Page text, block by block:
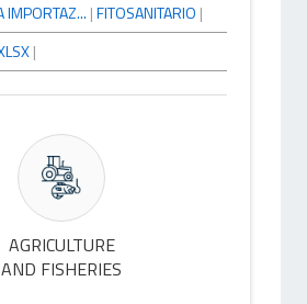
IMPORTAZ... |FITOSANITARIO |
|
AGRICULTURE
AND FISHERIES